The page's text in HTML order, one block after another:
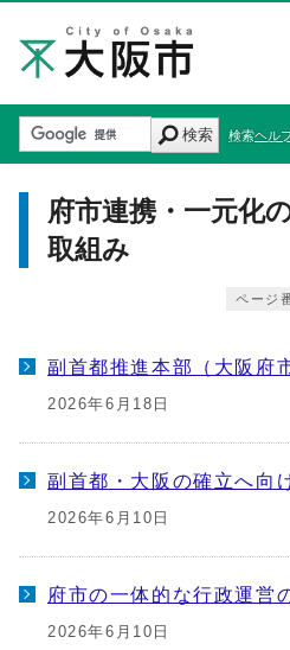
検索 検索ヘル
府市連携・一元化
取組み
ページ
副首都推進本部（大阪府
2026年6月18日
副首都・大阪の確立へ向
2026年6月10日
府市の一体的な行政運営
2026年6月10日